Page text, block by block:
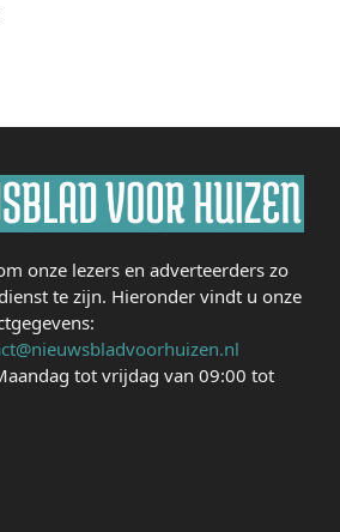
onze lezers en adverteerders zo
te zijn. Hieronder vindt u onze
tot vrijdag van 09:00 tot